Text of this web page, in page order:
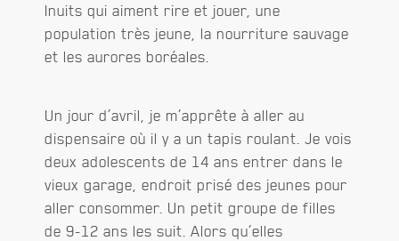
Inuits qui aiment rire et jouer, une
population très jeune, la nourriture sauvage
et les aurores boréales.
Un jour d’avril, je m’apprête à aller au
dispensaire où il y a un tapis roulant. Je vois
deux adolescents de 14 ans entrer dans le
vieux garage, endroit prisé des jeunes pour
aller consommer. Un petit groupe de filles
de 9-12 ans les suit. Alors qu’elles